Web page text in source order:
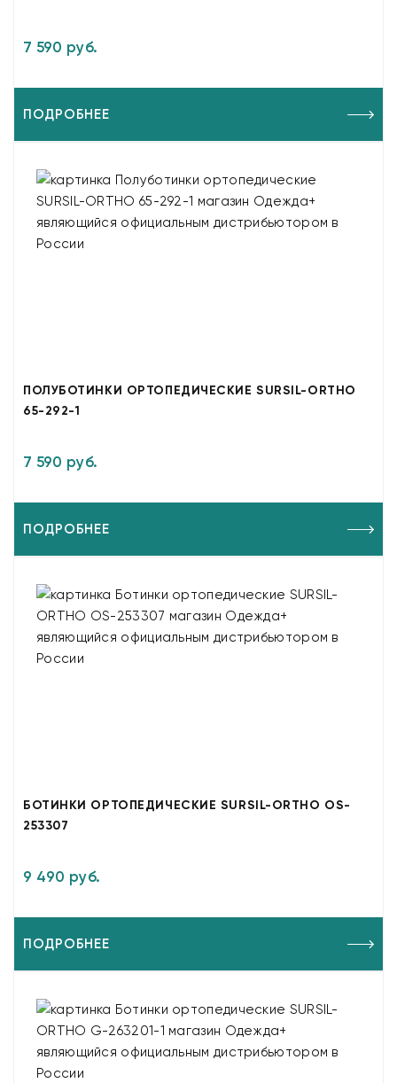
7 590 руб.
ПОДРОБНЕЕ
ПОЛУБОТИНКИ ОРТОПЕДИЧЕСКИЕ SURSIL-ORTHO
65-292-1
7 590 руб.
ПОДРОБНЕЕ
БОТИНКИ ОРТОПЕДИЧЕСКИЕ SURSIL-ORTHO OS-
253307
9 490 руб.
ПОДРОБНЕЕ